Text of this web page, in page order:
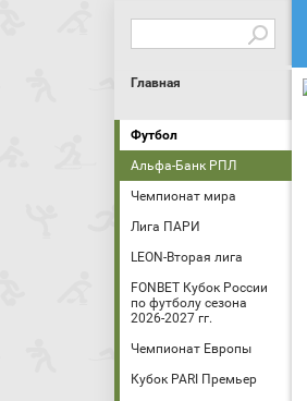
Главная
Футбол
Альфа-Банк РПЛ
Чемпионат мира
Лига ПАРИ
LEON-Вторая лига
FONBET Кубок России
по футболу сезона
2026-2027 гг.
Чемпионат Европы
Кубок PARI Премьер